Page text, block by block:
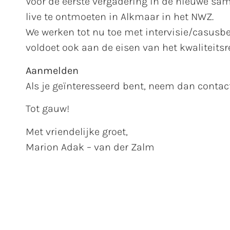
live te ontmoeten in Alkmaar in het NWZ.
We werken tot nu toe met intervisie/
voldoet ook aan de eisen van het
Aanmelden
Als je geïnteresseerd bent, neem dan
Tot gauw!
Met vriendelijke groet,
Marion Adak – van der Zalm